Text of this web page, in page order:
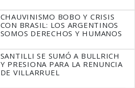
CHAUVINISMO BOBO Y CRISIS
CON BRASIL: LOS ARGENTINOS
SOMOS DERECHOS Y HUMANOS
SANTILLI SE SUMÓ A BULLRICH
Y PRESIONA PARA LA RENUNCIA
DE VILLARRUEL